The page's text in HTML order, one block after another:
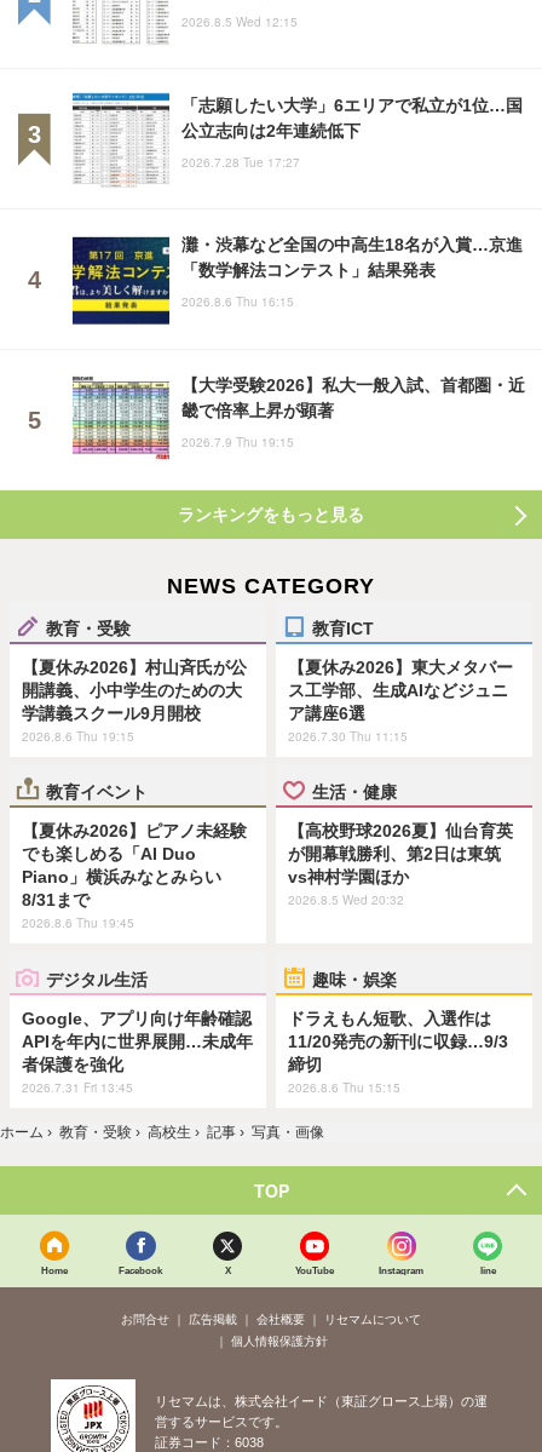
2026.8.5 Wed 12:15
「志願したい大学」6エリアで私立が1位…国
公立志向は2年連続低下
2026.7.28 Tue 17:27
灘・渋幕など全国の中高生18名が入賞…京進
「数学解法コンテスト」結果発表
2026.8.6 Thu 16:15
【大学受験2026】私大一般入試、首都圏・近
畿で倍率上昇が顕著
2026.7.9 Thu 19:15
ランキングをもっと見る
NEWS CATEGORY
教育・受験
【夏休み2026】村山斉氏が公
開講義、小中学生のための大
学講義スクール9月開校
2026.8.6 Thu 19:15
教育ICT
【夏休み2026】東大メタバー
ス工学部、生成AIなどジュニ
ア講座6選
2026.7.30 Thu 11:15
教育イベント
【夏休み2026】ピアノ未経験
でも楽しめる「AI Duo
Piano」横浜みなとみらい
8/31まで
2026.8.6 Thu 19:45
生活・健康
【高校野球2026夏】仙台育英
が開幕戦勝利、第2日は東筑
vs神村学園ほか
2026.8.5 Wed 20:32
デジタル生活
Google、アプリ向け年齢確認
APIを年内に世界展開…未成年
者保護を強化
2026.7.31 Fri 13:45
趣味・娯楽
ドラえもん短歌、入選作は
11/20発売の新刊に収録…9/3
締切
2026.8.6 Thu 15:15
ホーム › 教育・受験 › 高校生 › 記事 › 写真・画像
TOP
Home Facebook X YouTube Instagram line
お問合せ 広告掲載 会社概要
リセマムについて
個人情報保護方針
リセマムは、株式会社イード（東証グロース上場）の運
営するサービスです。
証券コード：6038